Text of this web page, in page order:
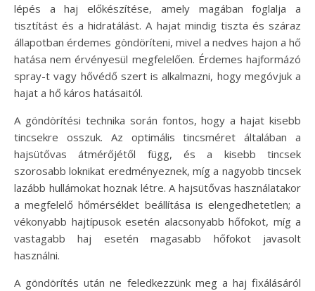
lépés a haj előkészítése, amely magában foglalja a
tisztítást és a hidratálást. A hajat mindig tiszta és száraz
állapotban érdemes göndöríteni, mivel a nedves hajon a hő
hatása nem érvényesül megfelelően. Érdemes hajformázó
spray-t vagy hővédő szert is alkalmazni, hogy megóvjuk a
hajat a hő káros hatásaitól.
A göndörítési technika során fontos, hogy a hajat kisebb
tincsekre osszuk. Az optimális tincsméret általában a
hajsütővas átmérőjétől függ, és a kisebb tincsek
szorosabb loknikat eredményeznek, míg a nagyobb tincsek
lazább hullámokat hoznak létre. A hajsütővas használatakor
a megfelelő hőmérséklet beállítása is elengedhetetlen; a
vékonyabb hajtípusok esetén alacsonyabb hőfokot, míg a
vastagabb haj esetén magasabb hőfokot javasolt
használni.
A göndörítés után ne feledkezzünk meg a haj fixálásáról